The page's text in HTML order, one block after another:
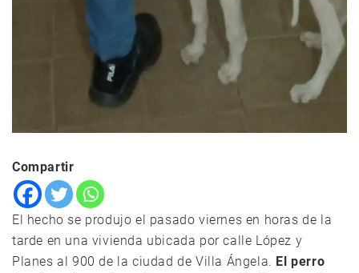
Compartir
El hecho se produjo el pasado viernes en horas de la
tarde en una vivienda ubicada por calle López y
Planes al 900 de la ciudad de Villa Ángela. El perro